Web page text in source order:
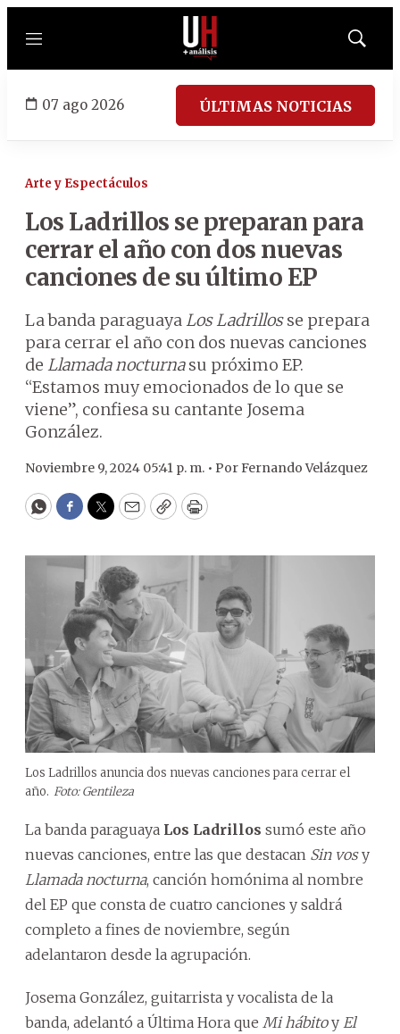
Menú
Mostrar
07 ago 2026 ÚLTIMAS NOTICIAS
Arte y Espectáculos
Los Ladrillos se preparan para
cerrar el año con dos nuevas
canciones de su último EP
La banda paraguayaLos Ladrillosse prepara
para cerrar el año con dos nuevas canciones
de Llamada nocturnasu próximo EP.
“Estamos muy emocionados de lo que se
viene”, confiesa su cantante Josema
González.
Noviembre 9, 2024 05:41 p. m. • PorFernando Velázquez
WhatsApp
Facebook
Twitter
EmailCopyPrint
Los Ladrillos anuncia dos nuevas canciones para cerrar el
año. Foto: Gentileza
La banda paraguaya Los Ladrillos sumó este año
nuevas canciones, entre las que destacan Sin vosy
Llamada nocturna, canción homónima al nombre
del EP que consta de cuatro canciones y saldrá
completo a fines de noviembre, según
adelantaron desde la agrupación.
Josema González, guitarrista y vocalista de la
banda, adelantó a Última Hora que Mi hábitoy El